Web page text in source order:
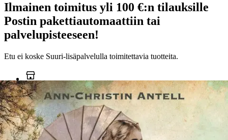
Ilmainen toimitus yli 100 €:n tilauksille
Postin pakettiautomaattiin tai
palvelupisteeseen!
Etu ei koske Suuri‑lisäpalvelulla toimitettavia tuotteita.
Tarkista myymäläsaatavuus